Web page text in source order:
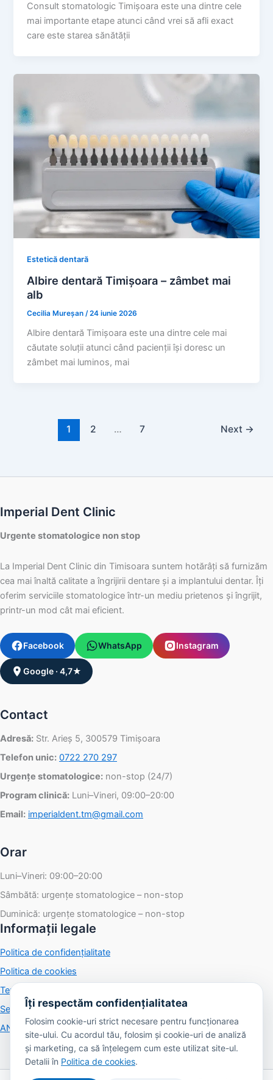
Consult stomatologic Timișoara este una dintre cele
mai importante etape atunci când vrei să afli exact
care este starea sănătății
Estetică dentară
Albire dentară Timișoara – zâmbet mai
alb
Cecilia Mureșan /24 iunie 2026
Albire dentară Timișoara este una dintre cele mai
căutate soluții atunci când pacienții își doresc un
zâmbet mai luminos, mai
1 2 … 7 Next →
Imperial Dent Clinic
Urgente stomatologice non stop
La Imperial Dent Clinic din Timisoara suntem hotărâți să furnizăm
cea mai înaltă calitate a îngrijirii dentare și a implantului dentar. Îți
oferim serviciile stomatologice într-un mediu prietenos și îngrijit,
printr-un mod cât mai eficient.
Facebook WhatsApp Instagram
Google · 4,7★
Îți respectăm confidențialitatea
Folosim cookie-uri strict necesare pentru funcționarea
site-ului. Cu acordul tău, folosim și cookie-uri de analiză
și marketing, ca să înțelegem cum este utilizat site-ul.
Detalii în Politica de cookies.
Contact
Adresă: Str. Arieș 5, 300579 Timișoara
Telefon unic: 0722 270 297
Urgențe stomatologice: non-stop (24/7)
Program clinică: Luni–Vineri, 09:00–20:00
Email: imperialdent.tm@gmail.com
Orar
Luni–Vineri: 09:00–20:00
Sâmbătă: urgențe stomatologice – non-stop
Duminică: urgențe stomatologice – non-stop
Informații legale
Politica de confidențialitate
Politica de cookies
Termeni și condiții
Setări cookies
ANPC
SOL